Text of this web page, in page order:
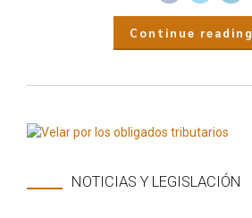
Continue reading
NOTICIAS Y LEGISLACIÓN